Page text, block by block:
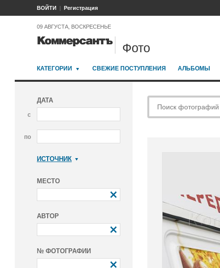
ВОЙТИ Регистрация
09 АВГУСТА, ВОСКРЕСЕНЬЕ
Фото
КАТЕГОРИИ СВЕЖИЕ ПОСТУПЛЕНИЯ АЛЬБОМЫ
ДАТА
с
по
ИСТОЧНИК
МЕСТО
АВТОР
№ ФОТОГРАФИИ